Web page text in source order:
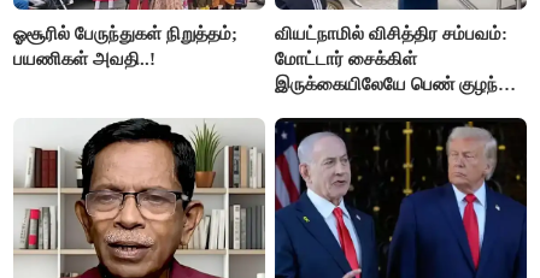
ஓசூரில் பேருந்துகள் நிறுத்தம்;
பயணிகள் அவதி..!
வியட்நாமில் விசித்திர சம்பவம்:
மோட்டார் சைக்கிள்
இருக்கையிலேயே பெண் குழந்தை